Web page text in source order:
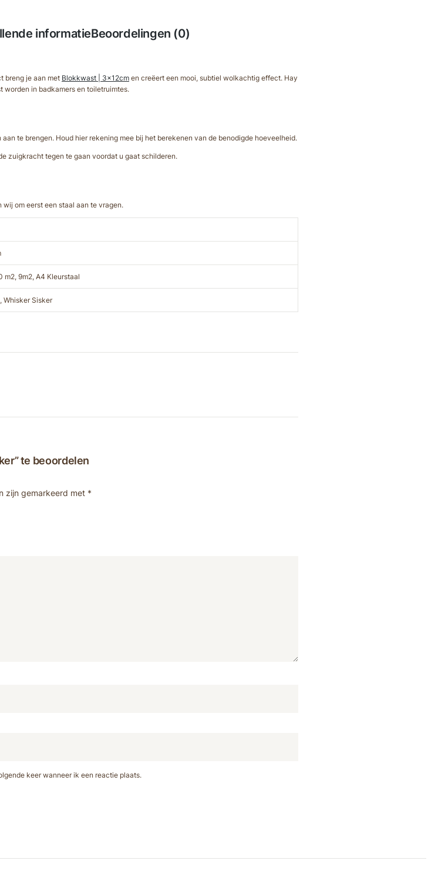
informatieBeoordelingen (0)
breng je aan met Blokkwast | 3x12cm en creëert een mooi, subtiel wolkachtig effect. Hay
in badkamers en toiletruimtes.
te brengen. Houd hier rekening mee bij het berekenen van de benodigde hoeveelheid.
zuigkracht tegen te gaan voordat u gaat schilderen.
om eerst een staal aan te vragen.
m2, 9m2, A4 Kleurstaal
Whisker Sisker
te beoordelen
zijn gemarkeerd met *
keer wanneer ik een reactie plaats.